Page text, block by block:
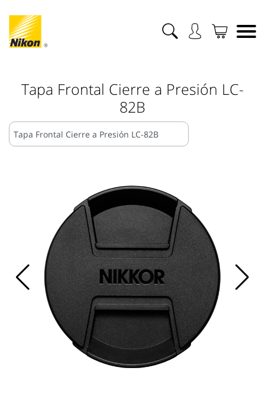
Tapa Frontal Cierre a Presión LC-
82B